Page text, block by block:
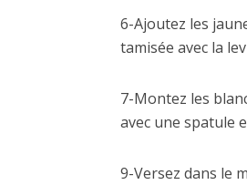
6-Ajoutez les
tamisée avec la
7-Montez les
avec une spatule
9-Versez dans le